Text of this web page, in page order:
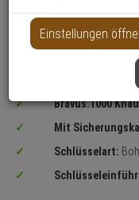
Bravus.1000
Mit
Schlüsselart:
Einstellungen